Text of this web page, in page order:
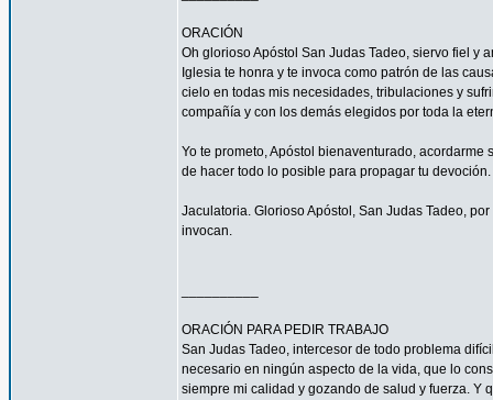
ORACIÓN
Oh glorioso Apóstol San Judas Tadeo, siervo fiel y
Iglesia te honra y te invoca como patrón de las
cielo en todas mis necesidades, tribulaciones y
compañía y con los demás elegidos por toda la
Yo te prometo, Apóstol bienaventurado,
de hacer todo lo posible para propagar tu devoción.
Jaculatoria. Glorioso Apóstol, San Judas Tadeo,
invocan.
ORACIÓN PARA PEDIR TRABAJO
San Judas Tadeo, intercesor de todo problema
necesario en ningún aspecto de la vida, que lo
siempre mi calidad y gozando de salud y fuerza. Y